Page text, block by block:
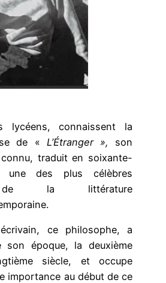
lycéens, connaissent la
de « L’Étranger », son
traduit en soixante-
une des plus célèbres
de la littérature
ce philosophe, a
son époque, la deuxième
siècle, et occupe
importance au début de ce